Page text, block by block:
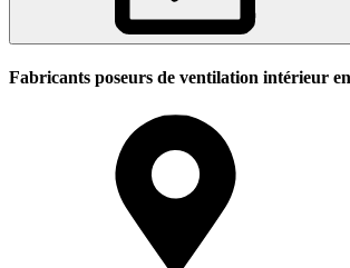
Fabricants poseurs de ventilation intérieur